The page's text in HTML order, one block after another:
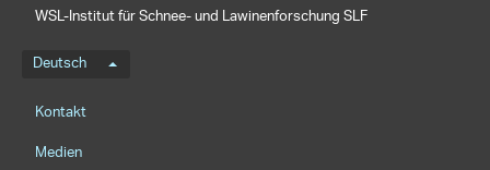
WSL-Institut für Schnee- und Lawinenforschung SLF
Sprachmenü
Deutsch
Footernavigation
Kontakt
Medien